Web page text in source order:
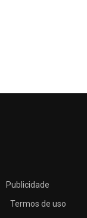
Publicidade
Termos de uso